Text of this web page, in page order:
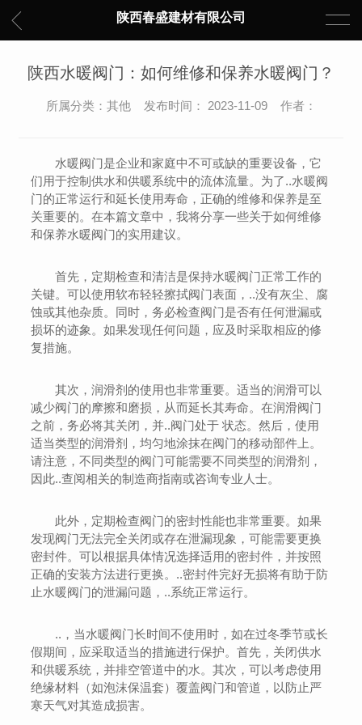
陕西春盛建材有限公司
陕西水暖阀门：如何维修和保养水暖阀门？
所属分类：其他 发布时间： 2023-11-09 作者：
水暖阀门是企业和家庭中不可或缺的重要设备，它
们用于控制供水和供暖系统中的流体流量。为了..水暖阀
门的正常运行和延长使用寿命，正确的维修和保养是至
关重要的。在本篇文章中，我将分享一些关于如何维修
和保养水暖阀门的实用建议。
首先，定期检查和清洁是保持水暖阀门正常工作的
关键。可以使用软布轻轻擦拭阀门表面，..没有灰尘、腐
蚀或其他杂质。同时，务必检查阀门是否有任何泄漏或
损坏的迹象。如果发现任何问题，应及时采取相应的修
复措施。
其次，润滑剂的使用也非常重要。适当的润滑可以
减少阀门的摩擦和磨损，从而延长其寿命。在润滑阀门
之前，务必将其关闭，并..阀门处于 状态。然后，使用
适当类型的润滑剂，均匀地涂抹在阀门的移动部件上。
请注意，不同类型的阀门可能需要不同类型的润滑剂，
因此..查阅相关的制造商指南或咨询专业人士。
此外，定期检查阀门的密封性能也非常重要。如果
发现阀门无法完全关闭或存在泄漏现象，可能需要更换
密封件。可以根据具体情况选择适用的密封件，并按照
正确的安装方法进行更换。..密封件完好无损将有助于防
止水暖阀门的泄漏问题，..系统正常运行。
..，当水暖阀门长时间不使用时，如在过冬季节或长
假期间，应采取适当的措施进行保护。首先，关闭供水
和供暖系统，并排空管道中的水。其次，可以考虑使用
绝缘材料（如泡沫保温套）覆盖阀门和管道，以防止严
寒天气对其造成损害。